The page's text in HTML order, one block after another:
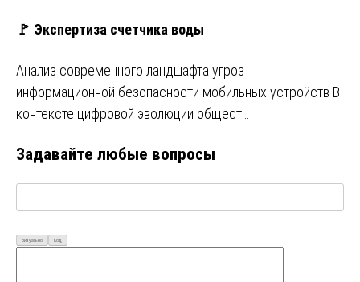
🚩 Экспертиза счетчика воды
Анализ современного ландшафта угроз
информационной безопасности мобильных устройств В
контексте цифровой эволюции общест…
Задавайте любые вопросы
Визуально Код